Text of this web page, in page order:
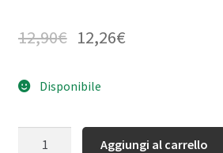
12,90€ 12,26€
Disponibile
Aggiungi al carrello